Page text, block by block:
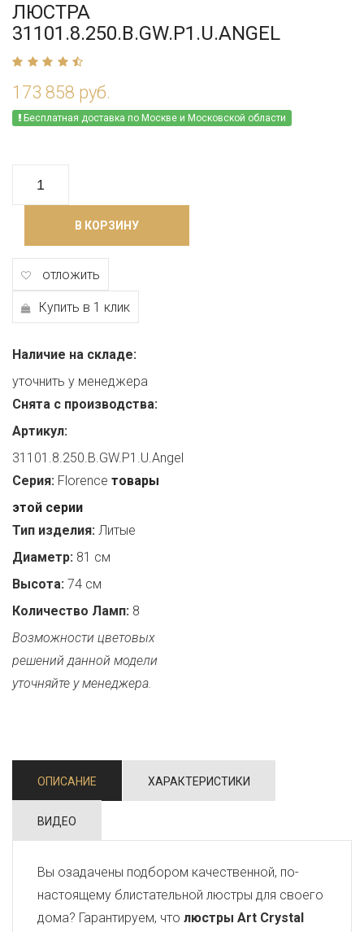
ЛЮСТРА
31101.8.250.B.GW.P1.U.ANGEL
173 858 руб.
Бесплатная доставка по Москве и Московской области
В КОРЗИНУ
отложить
Купить в 1 клик
Наличие на складе:
уточнить у менеджера
Снята с производства:
Артикул:
31101.8.250.B.GW.P1.U.Angel
Серия: Florence товары
этой серии
Тип изделия: Литые
Диаметр: 81 см
Высота: 74 см
Количество Ламп: 8
Возможности цветовых
решений данной модели
уточняйте у менеджера.
ОПИСАНИЕ ХАРАКТЕРИСТИКИ
ВИДЕО
Вы озадачены подбором качественной, по-
настоящему блистательной люстры для своего
дома? Гарантируем, что люстры Art Crystal